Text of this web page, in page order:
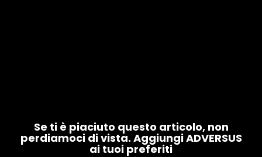
Se ti è piaciuto questo articolo, non
perdiamoci di vista. Aggiungi ADVERSUS
ai tuoi preferiti